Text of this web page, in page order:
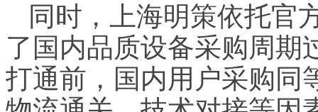
同时，上海明策依托官
了国内品质设备采购周期
打通前，国内用户采购同